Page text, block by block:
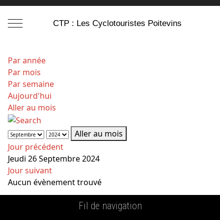
Mobile Menu ToggleCTP : Les Cyclotouristes Poitevins
Par année
Par mois
Par semaine
Aujourd'hui
Aller au mois
Aller au mois
Jour précédent
Jeudi 26 Septembre 2024
Jour suivant
Aucun évènement trouvé
Fil de navigation